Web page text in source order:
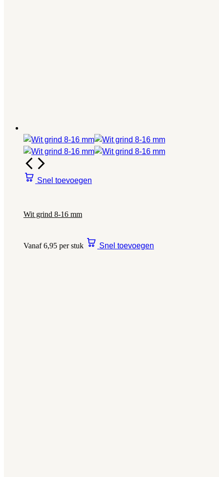
Snel toevoegen
Wit grind 8-16 mm
Vanaf 6,95 per stuk Snel toevoegen